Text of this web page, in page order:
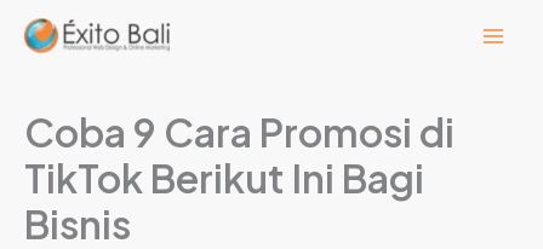
Lewati
Coba 9 Cara Promosi di
TikTok Berikut Ini Bagi
Bisnis